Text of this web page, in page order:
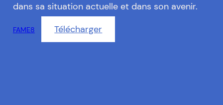
dans sa situation actuelle et dans son avenir.
FAME8 Télécharger